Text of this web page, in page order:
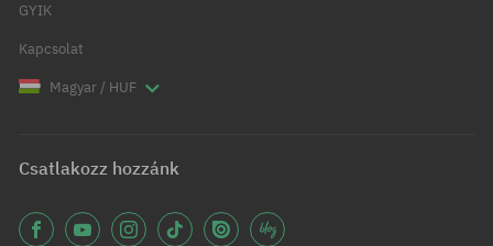
GYIK
Kapcsolat
Magyar / HUF
Csatlakozz hozzánk